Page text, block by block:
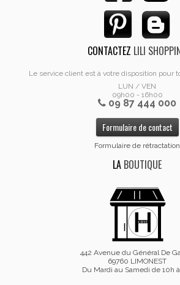
CONTACTEZ LILI
Le service client est à votre disposition pour
LUN / VEN
09h00 - 16h00
09 87 444 000
Formulaire de contact
Formulaire de rétractation
LA BOUTIQUE
442 Avenue du Général De
69760 LIMONEST
Du Mardi au Samedi de 10h à